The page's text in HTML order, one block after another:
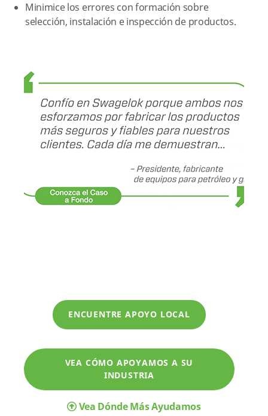
Minimice los errores con formación sobre
selección, instalación e inspección de productos.
ENCUENTRE APOYO LOCAL
VEA CÓMO APOYAMOS A SU
INDUSTRIA
Vea Dónde Más Ayudamos